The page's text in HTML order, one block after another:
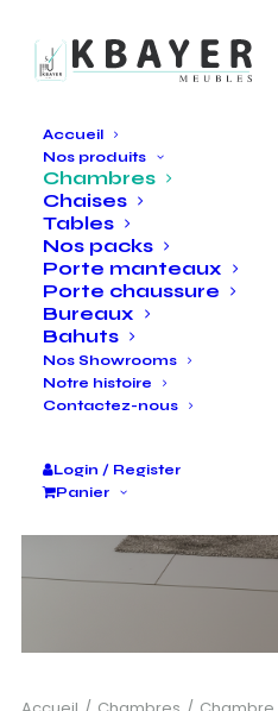
Accueil
Nos produits
Chambres
Chaises
Tables
Nos packs
Porte manteaux
Porte chaussure
Bureaux
Bahuts
Nos Showrooms
Notre histoire
Contactez-nous
Login / Register
Panier